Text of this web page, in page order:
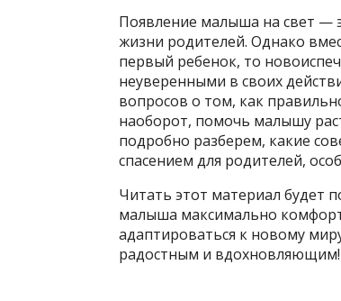
Появление малыша на свет —
жизни родителей. Однако
первый ребенок, то
неуверенными в своих
вопросов о том, как
наоборот, помочь малышу
подробно разберем, какие
спасением для родителей,
Читать этот материал будет
малыша максимально
адаптироваться к новому
радостным и вдохновляющим!